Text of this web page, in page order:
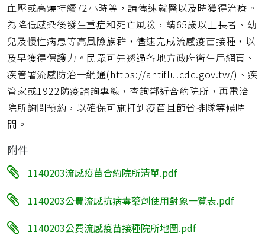
血壓或高燒持續72小時等，請儘速就醫以及時獲得治療。
為降低感染後發生重症和死亡風險，請65歲以上長者、幼
兒及慢性病患等高風險族群，儘速完成流感疫苗接種，以
及早獲得保護力。民眾可先透過各地方政府衛生局網頁、
疾管署流感防治一網通(https://antiflu.cdc.gov.tw/)、疾
管家或1922防疫諮詢專線，查詢鄰近合約院所，再電洽
院所詢問預約，以確保可施打到疫苗且節省排隊等候時
間。
附件
1140203流感疫苗合約院所清單.pdf
1140203公費流感抗病毒藥劑使用對象一覽表.pdf
1140203公費流感疫苗接種院所地圖.pdf